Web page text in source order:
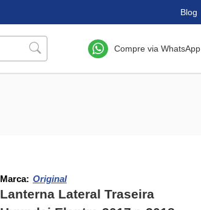
Blog
Compre via WhatsApp
Marca: Original
Lanterna Lateral Traseira